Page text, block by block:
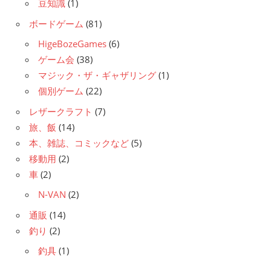
豆知識 (1)
ボードゲーム (81)
HigeBozeGames (6)
ゲーム会 (38)
マジック・ザ・ギャザリング (1)
個別ゲーム (22)
レザークラフト (7)
旅、飯 (14)
本、雑誌、コミックなど (5)
移動用 (2)
車 (2)
N-VAN (2)
通販 (14)
釣り (2)
釣具 (1)